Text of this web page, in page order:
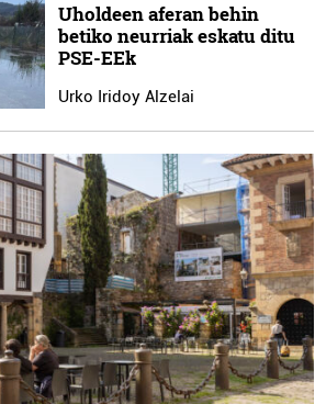
Uholdeen aferan behin
betiko neurriak eskatu ditu
PSE-EEk
Urko Iridoy Alzelai